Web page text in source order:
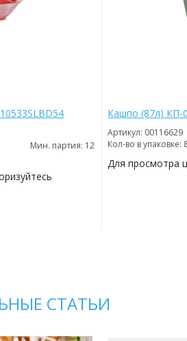
Мин. партия: 12
Кашпо (87л) КП-
Артикул: 00116629
Кол-во в упаковке:
Для просмотра
СТАТЬИ